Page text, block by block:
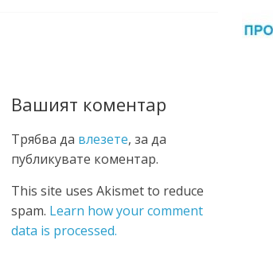
Вашият коментар
Трябва да влезете, за да
публикувате коментар.
This site uses Akismet to reduce
spam. Learn how your comment
data is processed.